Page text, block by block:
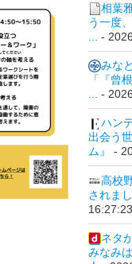
相葉
う一度
-
みな
「『曾
... -
ハン
出会う
ム』
-
高校
されま
16:27:23
ネタ
みなみ